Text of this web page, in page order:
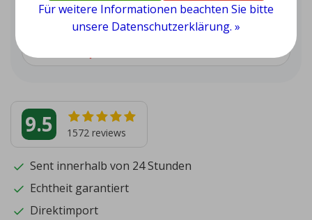
Zum Warenkorb hinzufügen
9.5 1572 reviews
Sent innerhalb von 24 Stunden
Echtheit garantiert
Direktimport
Für weitere Informationen beachten Sie bitte
unsere Datenschutzerklärung. »